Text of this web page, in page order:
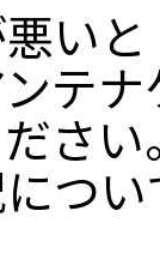
い
テ
さい
つ